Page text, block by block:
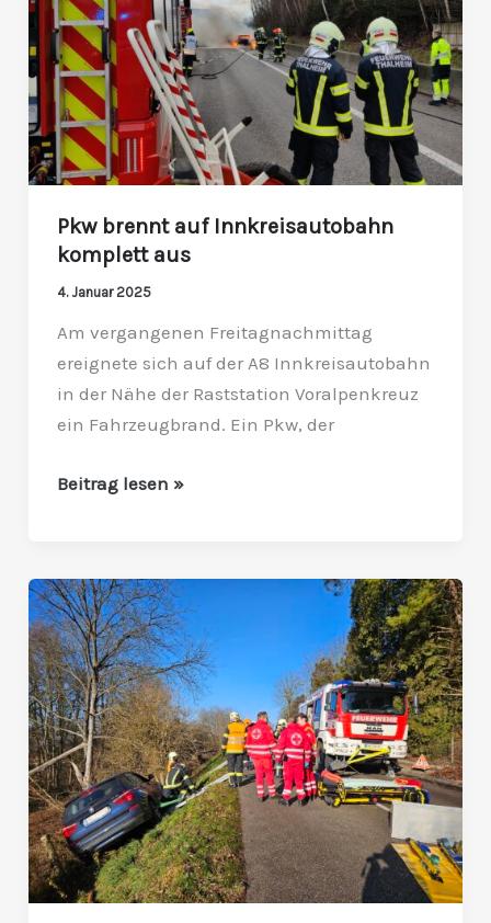
Pkw brennt auf Innkreisautobahn
komplett aus
4. Januar 2025
Am vergangenen Freitagnachmittag
ereignete sich auf der A8 Innkreisautobahn
in der Nähe der Raststation Voralpenkreuz
ein Fahrzeugbrand. Ein Pkw, der
aus
Beitrag lesen »
Glück
im
Unglück:
Lenker
und
Beifahrerin
nach
Unfall
aus
Böschung
gerettet